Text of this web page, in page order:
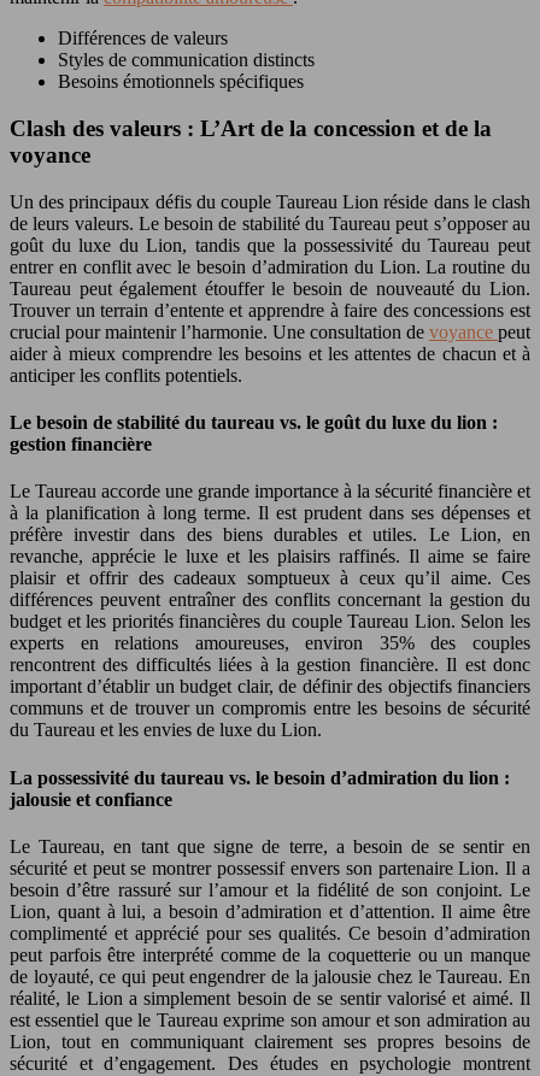
Différences de valeurs
Styles de communication distincts
Besoins émotionnels spécifiques
Clash des valeurs : L’Art de la concession et de la
voyance
Un des principaux défis du couple Taureau Lion réside dans le clash
de leurs valeurs. Le besoin de stabilité du Taureau peut s’opposer au
goût du luxe du Lion, tandis que la possessivité du Taureau peut
entrer en conflit avec le besoin d’admiration du Lion. La routine du
Taureau peut également étouffer le besoin de nouveauté du Lion.
Trouver un terrain d’entente et apprendre à faire des concessions est
crucial pour maintenir l’harmonie. Une consultation de voyance peut
aider à mieux comprendre les besoins et les attentes de chacun et à
anticiper les conflits potentiels.
Le besoin de stabilité du taureau vs. le goût du luxe du lion :
gestion financière
Le Taureau accorde une grande importance à la sécurité financière et
à la planification à long terme. Il est prudent dans ses dépenses et
préfère investir dans des biens durables et utiles. Le Lion, en
revanche, apprécie le luxe et les plaisirs raffinés. Il aime se faire
plaisir et offrir des cadeaux somptueux à ceux qu’il aime. Ces
différences peuvent entraîner des conflits concernant la gestion du
budget et les priorités financières du couple Taureau Lion. Selon les
experts en relations amoureuses, environ 35% des couples
rencontrent des difficultés liées à la gestion financière. Il est donc
important d’établir un budget clair, de définir des objectifs financiers
communs et de trouver un compromis entre les besoins de sécurité
du Taureau et les envies de luxe du Lion.
La possessivité du taureau vs. le besoin d’admiration du lion :
jalousie et confiance
Le Taureau, en tant que signe de terre, a besoin de se sentir en
sécurité et peut se montrer possessif envers son partenaire Lion. Il a
besoin d’être rassuré sur l’amour et la fidélité de son conjoint. Le
Lion, quant à lui, a besoin d’admiration et d’attention. Il aime être
complimenté et apprécié pour ses qualités. Ce besoin d’admiration
peut parfois être interprété comme de la coquetterie ou un manque
de loyauté, ce qui peut engendrer de la jalousie chez le Taureau. En
réalité, le Lion a simplement besoin de se sentir valorisé et aimé. Il
est essentiel que le Taureau exprime son amour et son admiration au
Lion, tout en communiquant clairement ses propres besoins de
sécurité et d’engagement. Des études en psychologie montrent